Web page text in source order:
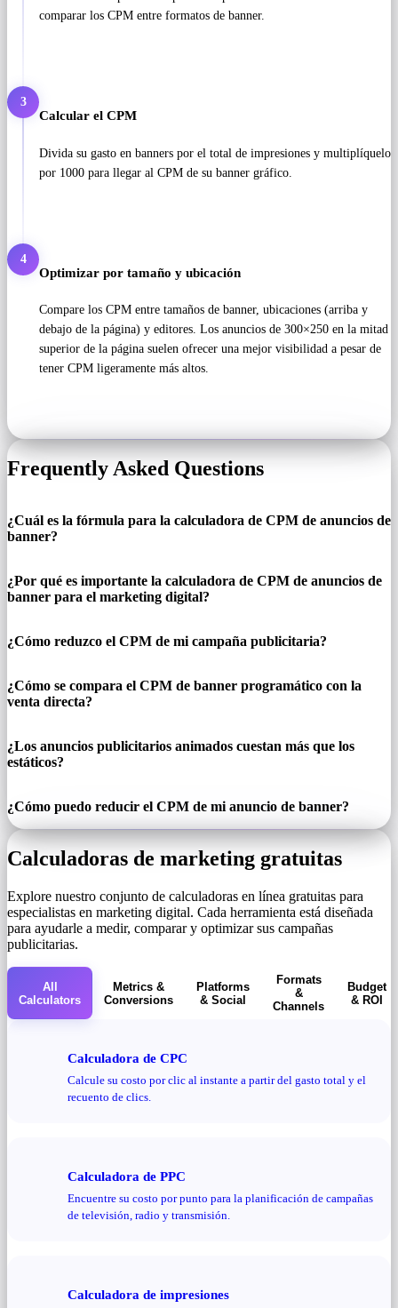
comparar los CPM entre formatos de banner.
3
Calcular el CPM
Divida su gasto en banners por el total de impresiones y multiplíquelo
por 1000 para llegar al CPM de su banner gráfico.
4
Optimizar por tamaño y ubicación
Compare los CPM entre tamaños de banner, ubicaciones (arriba y
debajo de la página) y editores. Los anuncios de 300×250 en la mitad
superior de la página suelen ofrecer una mejor visibilidad a pesar de
tener CPM ligeramente más altos.
Frequently Asked Questions
¿Cuál es la fórmula para la calculadora de CPM de anuncios de
banner?
¿Por qué es importante la calculadora de CPM de anuncios de
banner para el marketing digital?
¿Cómo reduzco el CPM de mi campaña publicitaria?
¿Cómo se compara el CPM de banner programático con la
venta directa?
¿Los anuncios publicitarios animados cuestan más que los
estáticos?
¿Cómo puedo reducir el CPM de mi anuncio de banner?
Calculadoras de marketing gratuitas
Explore nuestro conjunto de calculadoras en línea gratuitas para
especialistas en marketing digital. Cada herramienta está diseñada
para ayudarle a medir, comparar y optimizar sus campañas
publicitarias.
All
Calculators
Metrics &
Conversions
Platforms
& Social
Formats
&
Channels
Budget
& ROI
Calculadora de CPC
Calcule su costo por clic al instante a partir del gasto total y el
recuento de clics.
Calculadora de PPC
Encuentre su costo por punto para la planificación de campañas
de televisión, radio y transmisión.
Calculadora de impresiones